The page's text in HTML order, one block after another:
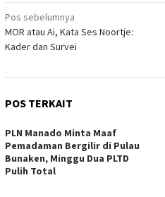
Navigasi
pos
Pos sebelumnya
MOR atau Ai, Kata Ses Noortje:
Kader dan Survei
POS TERKAIT
PLN Manado Minta Maaf
Pemadaman Bergilir di Pulau
Bunaken, Minggu Dua PLTD
Pulih Total